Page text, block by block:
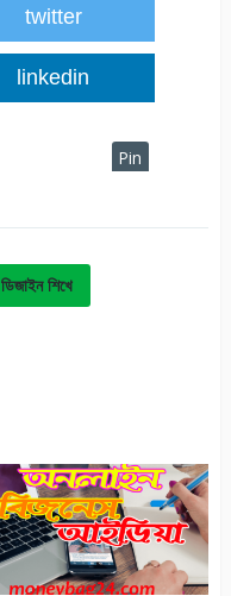
twitter
linkedin
Pin
ডিজাইন শিখে